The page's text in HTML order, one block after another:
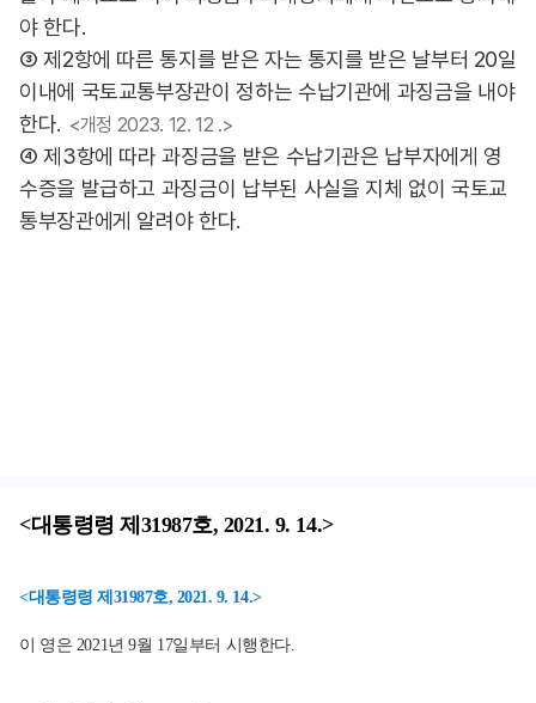
야 한다.
③ 제2항에 따른 통지를 받은 자는 통지를 받은 날부터 20일
이내에 국토교통부장관이 정하는 수납기관에 과징금을 내야
한다. <개정 2023. 12. 12 .>
④ 제3항에 따라 과징금을 받은 수납기관은 납부자에게 영
수증을 발급하고 과징금이 납부된 사실을 지체 없이 국토교
통부장관에게 알려야 한다.
<대통령령 제31987호, 2021. 9. 14.>
<대통령령 제31987호, 2021. 9. 14.>
이 영은 2021년 9월 17일부터 시행한다.